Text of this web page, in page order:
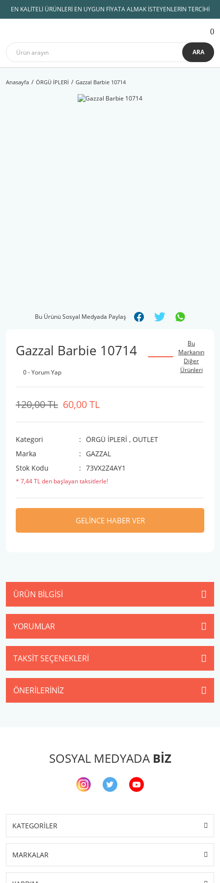
EN KALİTELİ ÜRÜNLERİ EN UYGUN FİYATA ALMAK İSTEYENLERİN TERCİHİ
ARA
Anasayfa ÖRGÜ İPLERİ Gazzal Barbie 10714
Bu Ürünü Sosyal Medyada Paylaş
Gazzal Barbie 10714
0 - Yorum Yap
Bu
Markanın
Diğer
Ürünleri
60,00 TL
120,00 TL
Kategori ÖRGÜ İPLERİ , OUTLET
Marka
GAZZAL
Stok Kodu
73VX2Z4AY1
* 7,44 TL den başlayan taksitlerle!
GELİNCE HABER VER
ÜRÜN BILGISI
YORUMLAR
TAKSIT SEÇENEKLERI
ÖNERILERINIZ
SOSYAL MEDYADA BİZ
KATEGORİLER
MARKALAR